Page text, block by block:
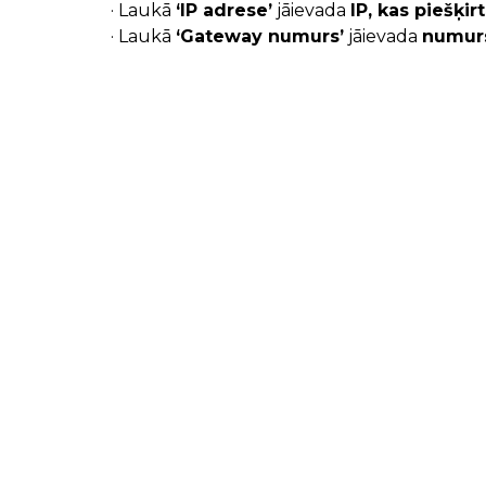
· Laukā ‘IP adrese’ jāievada IP, kas
· Laukā ‘Gateway numurs’ jāievada